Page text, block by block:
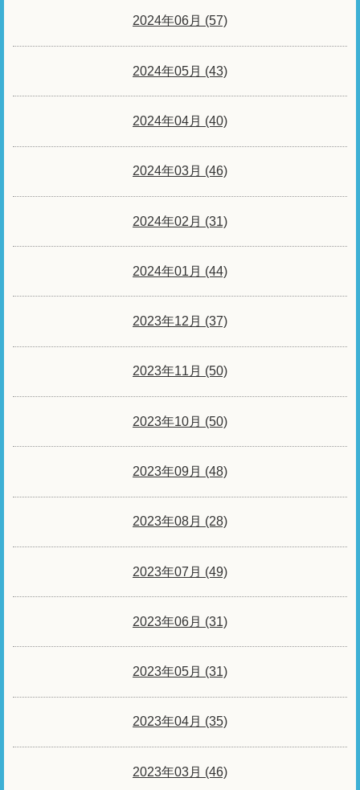
2024年06月 (57)
2024年05月 (43)
2024年04月 (40)
2024年03月 (46)
2024年02月 (31)
2024年01月 (44)
2023年12月 (37)
2023年11月 (50)
2023年10月 (50)
2023年09月 (48)
2023年08月 (28)
2023年07月 (49)
2023年06月 (31)
2023年05月 (31)
2023年04月 (35)
2023年03月 (46)